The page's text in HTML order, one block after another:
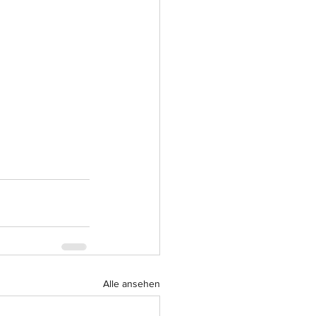
Alle ansehen